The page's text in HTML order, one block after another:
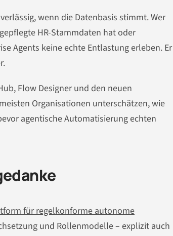
wenn die Datenbasis stimmt. Wer
HR-Stammdaten hat oder
Agents keine echte Entlastung erleben. Er
Flow Designer und den neuen
Organisationen unterschätzen, wie
agentische Automatisierung echten
für regelkonforme autonome
und Rollenmodelle – explizit auch